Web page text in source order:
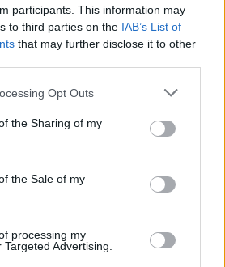
participants. This information may
to third parties on the IAB’s List of
that may further disclose it to other
Opt Outs
the Sharing of my
the Sale of my
processing my
Advertising.
pagina sono contenuti generati dagli
dell'approvazione per soddisfare i
dei farmaci. Non chiediamo di
medica ai nostri utenti quando
In questo modo, le opinioni e le
solo il loro punto di vista e non
del sito web. Ricorda che queste
da persona a persona e che deve
o il farmacista per un consiglio sui